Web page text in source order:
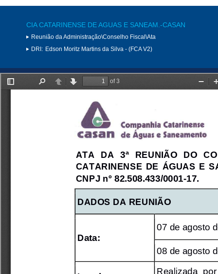
CIA CATARINENSE DE AGUAS E SANEAM.-CASAN
Reunião da Administração\Conselho Fiscal\Ata
DRI: Edson Moritz Martins da Silva - (FCA V2)